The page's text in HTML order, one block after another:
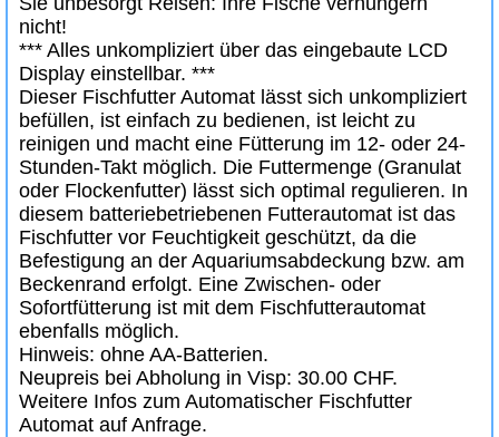
nicht!
*** Alles unkompliziert über das eingebaute LCD
Display einstellbar. ***
Dieser Fischfutter Automat lässt sich unkompliziert
befüllen, ist einfach zu bedienen, ist leicht zu
reinigen und macht eine Fütterung im 12- oder 24-
Stunden-Takt möglich. Die Futtermenge (Granulat
oder Flockenfutter) lässt sich optimal regulieren. In
diesem batteriebetriebenen Futterautomat ist das
Fischfutter vor Feuchtigkeit geschützt, da die
Befestigung an der Aquariumsabdeckung bzw. am
Beckenrand erfolgt. Eine Zwischen- oder
Sofortfütterung ist mit dem Fischfutterautomat
ebenfalls möglich.
Hinweis: ohne AA-Batterien.
Neupreis bei Abholung in Visp: 30.00 CHF.
Weitere Infos zum Automatischer Fischfutter
Automat auf Anfrage.